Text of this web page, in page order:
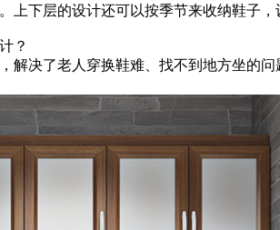
上下层的设计还可以按季节来收纳鞋子
？
解决了老人穿换鞋难、找不到地方坐的